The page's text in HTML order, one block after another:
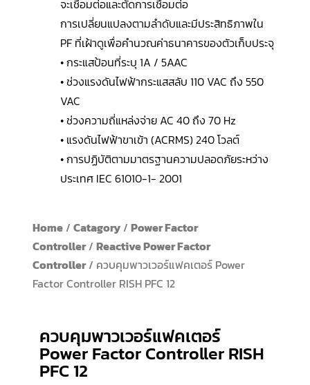
จะเชื่อมต่อและตัดการเชื่อมต่อ
การเปลี่ยนแปลงตามลำดับและมีประสิทธิภาพใน
PF ที่เฝ้าดูเพื่อคำนวณค่าธนาคารของตัวเก็บประจุ
• กระแสป้อนที่ระบุ 1A / 5AAC
• ช่วงแรงดันไฟฟ้ากระแสสลับ 110 VAC ถึง 550
VAC
• ช่วงความถี่แหล่งจ่าย AC 40 ถึง 70 Hz
• แรงดันไฟฟ้าขาเข้า (ACRMS) 240 โวลต์
• การปฏิบัติตามมาตรฐานความปลอดภัยระหว่าง
ประเทศ IEC 61010-1- 2001
Home/ Catagory/ Power Factor
Controller/ Reactive Power Factor
Controller/ ควบคุมพาวเวอร์แฟคเตอร์ Power
Factor Controller RISH PFC 12
ควบคุมพาวเวอร์แฟคเตอร์
Power Factor Controller RISH
PFC 12